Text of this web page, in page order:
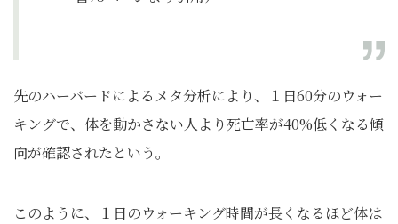
先のハーバードによるメタ分析により、１日60分のウォー
キングで、体を動かさない人より死亡率が40%低くなる傾
向が確認されたという。
このように、１日のウォーキング時間が長くなるほど体は